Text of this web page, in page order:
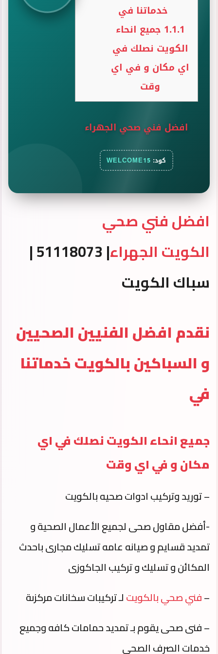
خدماتنا في
1.1.1 جميع انحاء
الكويت نصلك في
اي مكان و في اي
وقت
افضل فني صحي الجهراء
كود: WELCOME15
افضل فني صحي
الكويت الجهراء
| 51118073 |
سباك الكويت
نقدم افضل الفنيين الصحيين
و السباكين بالكويت خدماتنا
في
جميع انحاء الكويت نصلك في اي
مكان و في اي وقت
– توريد وتركيب ادوات صحيه بالكويت
-أفضل مقاول صحى لجميع الأعمال الصحية و
تمديد قسايم و صيانه عامه تسليك مجارى باحدث
المكائن و تسليك و تركيب الجاكوزى
–فني صحي بالكويتلـ تركيبات سخانات مركزىة
– فنى صحى يقوم بـ تمديد حمامات كافه وجميع
خدمات الصرف الصحى